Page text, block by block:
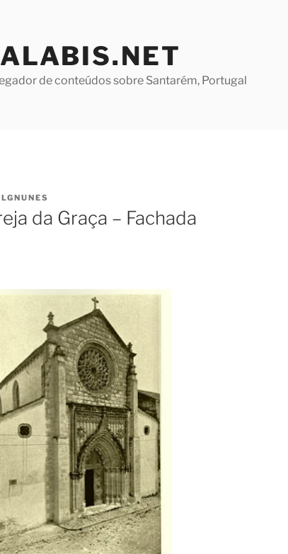
de conteúdos sobre Santarém, Portugal
da Graça – Fachada